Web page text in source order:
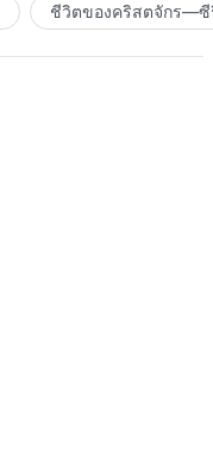
ชีวิตของคริสตจักร—ซี